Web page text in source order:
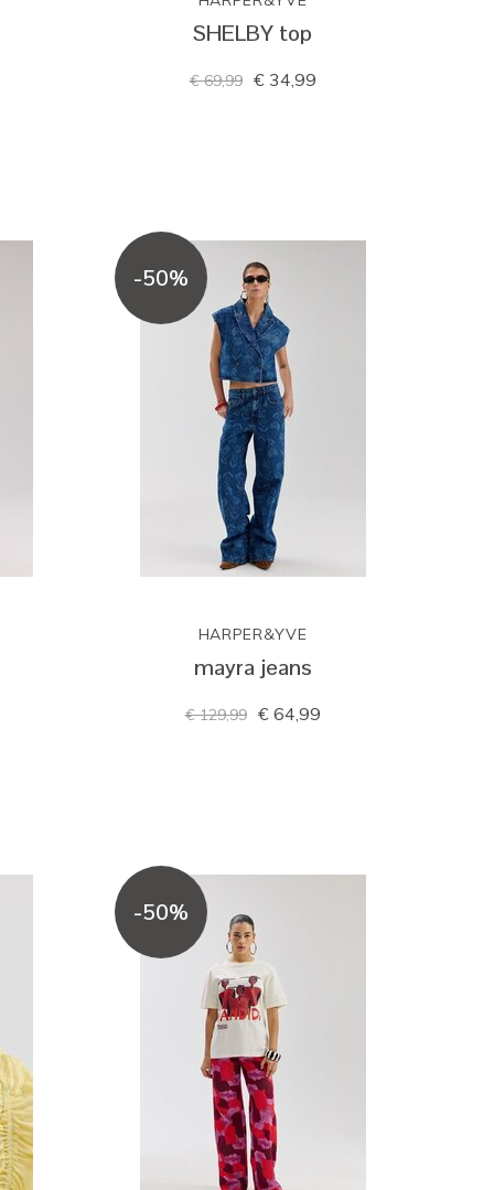
SHELBY top
€ 69,99 € 34,99
-50%
HARPER&YVE
mayra jeans
€ 129,99 € 64,99
-50%